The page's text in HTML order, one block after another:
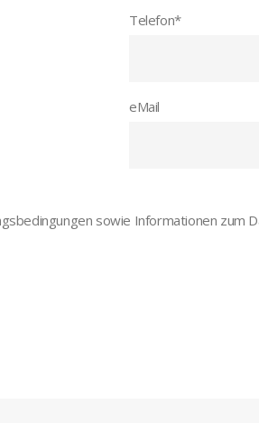
Telefon*
eMail
sowie Informationen zum